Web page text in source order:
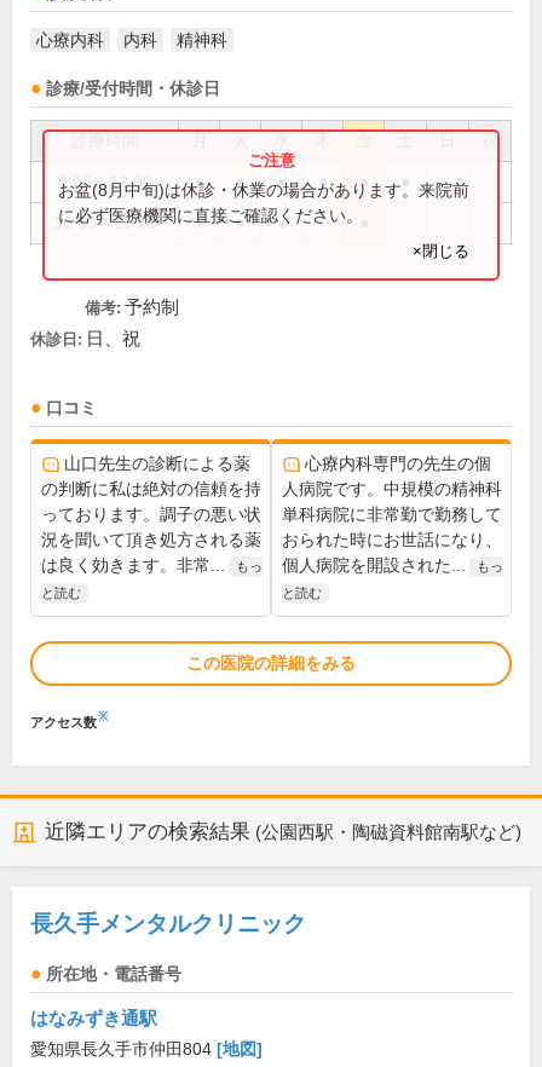
心療内科 内科 精神科
診療/受付時間・休診日
祝
9:00～12:00 ● ● ● ● ●
16:00～18:30 ● ● ●
お盆(8月中旬)は休診・休業の場合があります。来院前
に必ず医療機関に直接ご確認ください。
×閉じる
備考: 予約制
休診日: 日、祝
口コミ
山口先生の診断による薬
の判断に私は絶対の信頼を持
っております。調子の悪い状
況を聞いて頂き処方される薬
は良く効きます。非常...
もっ
と読む
心療内科専門の先生の個
人病院です。中規模の精神科
単科病院に非常勤で勤務して
おられた時にお世話になり、
個人病院を開設された...
もっ
と読む
この医院の詳細をみる
アクセス数※
近隣エリアの検索結果 (公園西駅・陶磁資料館南駅など)
長久手メンタルクリニック
所在地・電話番号
はなみずき通駅
愛知県長久手市仲田804 [地図]